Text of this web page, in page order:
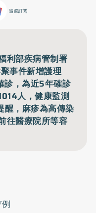
追蹤訂閱
利部疾病管制署
事件新增護理
診，為近5年確診
人，健康監測
，麻疹為高傳染
往醫療院所等容